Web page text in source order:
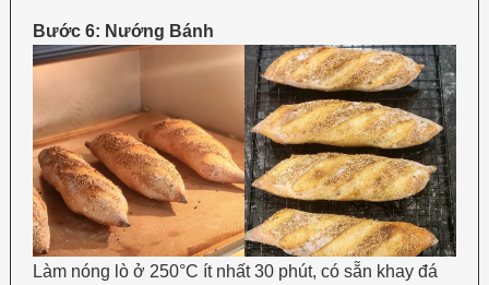
Bước 6: Nướng Bánh
Làm nóng lò ở 250°C ít nhất 30 phút, có sẵn khay đá